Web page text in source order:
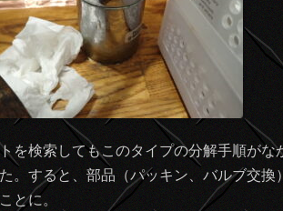
を検索してもこのタイプの分解手順が
。すると、部品（パッキン、バルブ交
とに。